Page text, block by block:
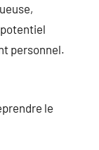
personnel.
le